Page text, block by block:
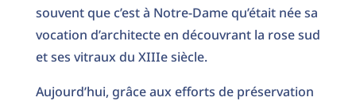
souvent que c’est à Notre-Dame qu’était née sa
vocation d’architecte en découvrant la rose sud
et ses vitraux du XIIIe siècle.
Aujourd’hui, grâce aux efforts de préservation